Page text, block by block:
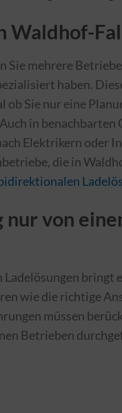
Waldhof-
mehrere
haben.
Sie nur eine
in
Elektrikern oder
die in
von
bringt
wie die richtige
müssen
Betrieben